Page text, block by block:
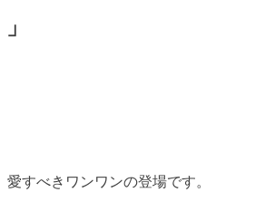
すべきワンワンの登場です。